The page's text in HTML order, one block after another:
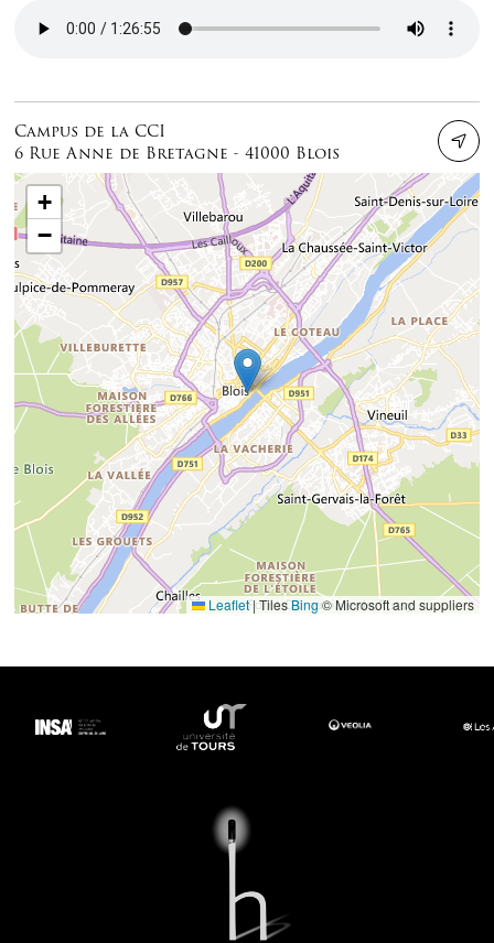
Campus de la CCI
6 Rue Anne de Bretagne - 41000 Blois
+
−
Leaflet|TilesBing© Microsoft and suppliers